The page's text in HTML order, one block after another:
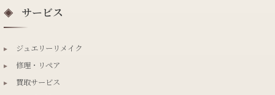
◈ サービス
▸
ジュエリーリメイク
▸
修理・リペア
▸
買取サービス